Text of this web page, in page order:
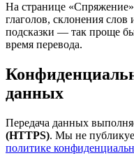
На странице
глаголов, склонения слов
подсказки — так проще
время перевода.
данных
Передача данных
(HTTPS). Мы не
политике